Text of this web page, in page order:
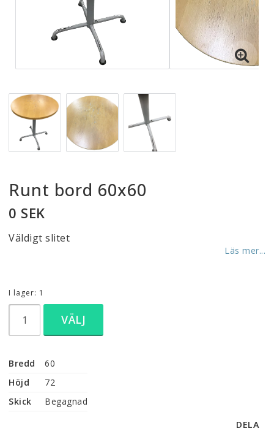
Runt bord 60x60
0 SEK
Väldigt slitet
Läs mer...
I lager: 1
VÄLJ
Bredd
60
Höjd
72
Skick
Begagnad
DELA